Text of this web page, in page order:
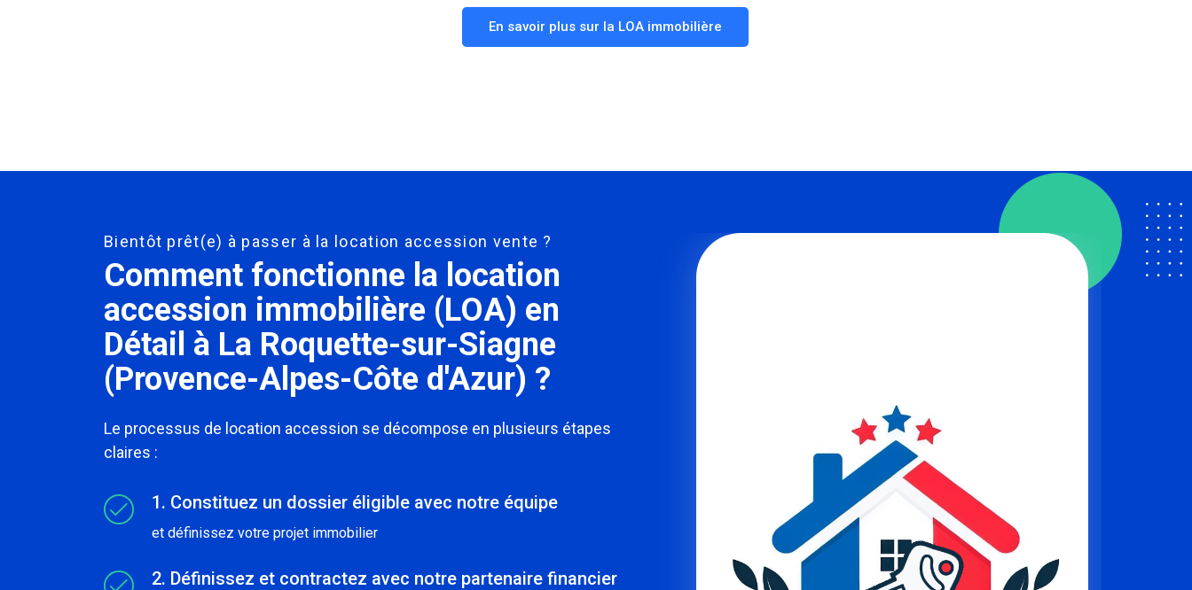
En savoir plus sur la LOA immobilière
Bientôt prêt(e) à passer à la location accession vente ?
Comment fonctionne la location
accession immobilière (LOA) en
Détail à La Roquette-sur-Siagne
(Provence-Alpes-Côte d'Azur) ?
Le processus de location accession se décompose en plusieurs étapes
claires :
1. Constituez un dossier éligible avec notre équipe
et définissez votre projet immobilier
2. Définissez et contractez avec notre partenaire financier